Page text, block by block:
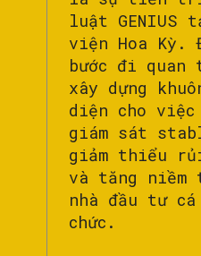
luật GENIUS
viện Hoa Kỳ.
bước đi quan
xây dựng
diện cho việc
giám sát
giảm thiểu
và tăng niềm
nhà đầu tư
chức.